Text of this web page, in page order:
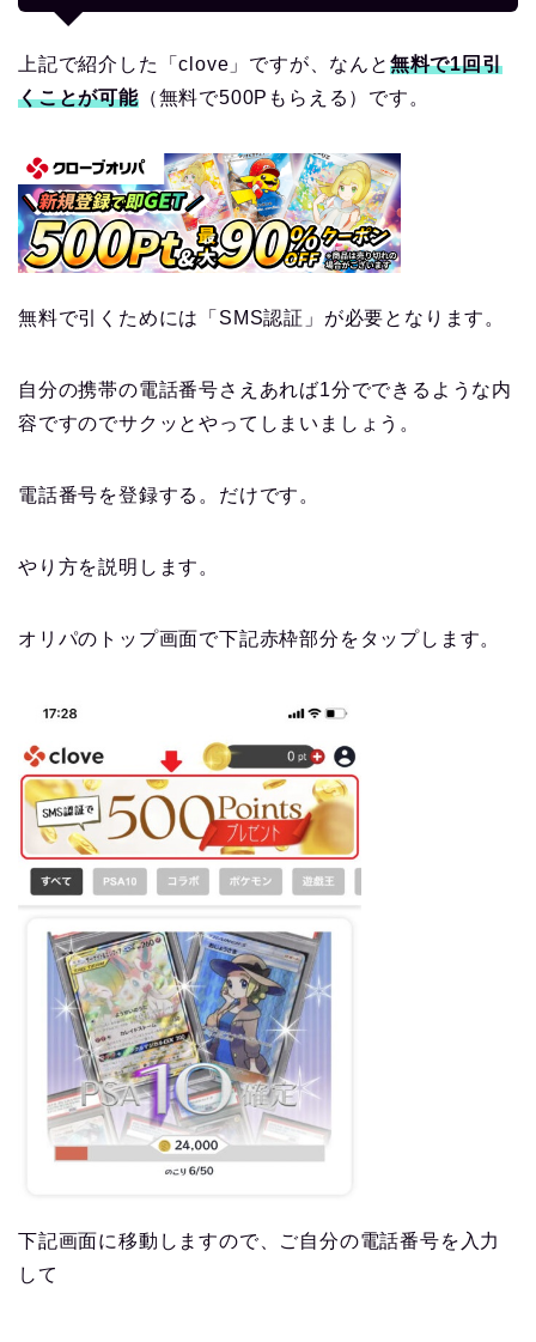
上記で紹介した「clove」ですが、なんと 無料で1回引
くことが可能（無料で500Pもらえる）です。
無料で引くためには「SMS認証」が必要となります。
自分の携帯の電話番号さえあれば1分でできるような内
容ですのでサクッとやってしまいましょう。
電話番号を登録する。だけです。
やり方を説明します。
オリパのトップ画面で下記赤枠部分をタップします。
下記画面に移動しますので、ご自分の電話番号を入力
して